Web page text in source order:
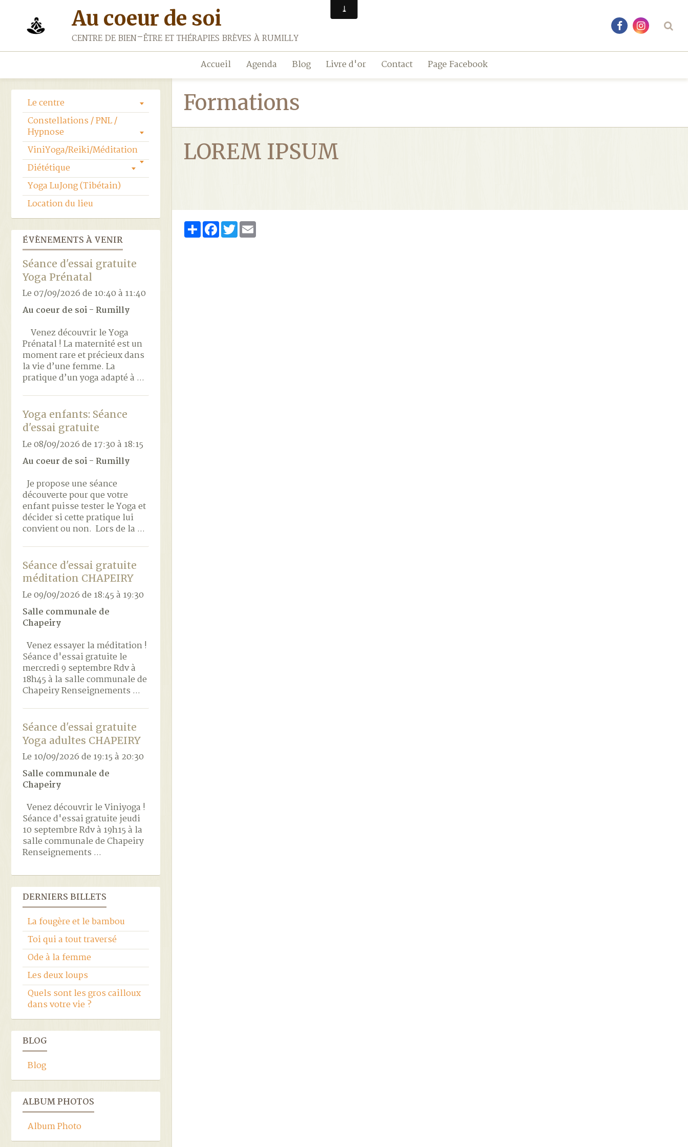
Au coeur de soi
centre de bien-être et thérapies brèves à rumilly
Accueil Agenda Blog Livre d'or Contact Page Facebook
Formations
LOREM IPSUM
PartagerFacebook
Twitter
Le centre
Constellations / PNL /
Hypnose
ViniYoga/Reiki/Méditation
Diététique
Yoga LuJong (Tibétain)
Location du lieu
ÉVÈNEMENTS À VENIR
Séance d'essai gratuite
Yoga Prénatal
Le 07/09/2026de 10:40à 11:40
Au coeur de soi - Rumilly
Venez découvrir le Yoga
Prénatal ! La maternité est un
moment rare et précieux dans
la vie d’une femme. La
pratique d’un yoga adapté à ...
Yoga enfants: Séance
d'essai gratuite
Le 08/09/2026de 17:30à 18:15
Au coeur de soi - Rumilly
Je propose une séance
découverte pour que votre
enfant puisse tester le Yoga et
décider si cette pratique lui
convient ou non. Lors de la ...
Séance d'essai gratuite
méditation CHAPEIRY
Le 09/09/2026de 18:45à 19:30
Salle communale de
Chapeiry
Venez essayer la méditation !
Séance d'essai gratuite le
mercredi 9 septembre Rdv à
18h45 à la salle communale de
Chapeiry Renseignements ...
Séance d'essai gratuite
Yoga adultes CHAPEIRY
Le 10/09/2026de 19:15à 20:30
Salle communale de
Chapeiry
Venez découvrir le Viniyoga !
Séance d'essai gratuite jeudi
10 septembre Rdv à 19h15 à la
salle communale de Chapeiry
Renseignements ...
DERNIERS BILLETS
La fougère et le bambou
Toi qui a tout traversé
Ode à la femme
Les deux loups
Quels sont les gros cailloux
dans votre vie ?
BLOG
Blog
ALBUM PHOTOS
Album Photo